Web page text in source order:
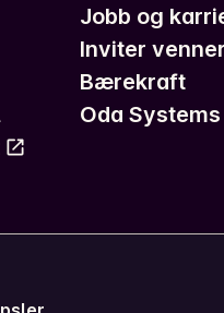
Jobb og
Inviter venner
Bærekraft
Oda Systems